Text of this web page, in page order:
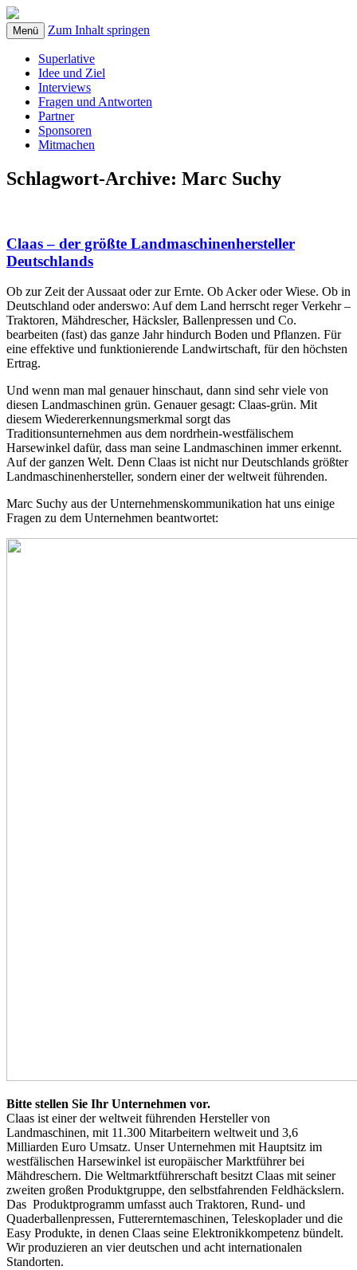
Menü Zum Inhalt springen
Superlative
Idee und Ziel
Interviews
Fragen und Antworten
Partner
Sponsoren
Mitmachen
Schlagwort-Archive: Marc Suchy
Claas – der größte Landmaschinenhersteller
Deutschlands
Ob zur Zeit der Aussaat oder zur Ernte. Ob Acker oder Wiese. Ob in
Deutschland oder anderswo: Auf dem Land herrscht reger Verkehr –
Traktoren, Mähdrescher, Häcksler, Ballenpressen und Co.
bearbeiten (fast) das ganze Jahr hindurch Boden und Pflanzen. Für
eine effektive und funktionierende Landwirtschaft, für den höchsten
Ertrag.
Und wenn man mal genauer hinschaut, dann sind sehr viele von
diesen Landmaschinen grün. Genauer gesagt: Claas-grün. Mit
diesem Wiedererkennungsmerkmal sorgt das
Traditionsunternehmen aus dem nordrhein-westfälischem
Harsewinkel dafür, dass man seine Landmaschinen immer erkennt.
Auf der ganzen Welt. Denn Claas ist nicht nur Deutschlands größter
Landmaschinenhersteller, sondern einer der weltweit führenden.
Marc Suchy aus der Unternehmenskommunikation hat uns einige
Fragen zu dem Unternehmen beantwortet:
Bitte stellen Sie Ihr Unternehmen vor.
Claas ist einer der weltweit führenden Hersteller von
Landmaschinen, mit 11.300 Mitarbeitern weltweit und 3,6
Milliarden Euro Umsatz. Unser Unternehmen mit Hauptsitz im
westfälischen Harsewinkel ist europäischer Marktführer bei
Mähdreschern. Die Weltmarktführerschaft besitzt Claas mit seiner
zweiten großen Produktgruppe, den selbstfahrenden Feldhäckslern.
Das Produktprogramm umfasst auch Traktoren, Rund- und
Quaderballenpressen, Futtererntemaschinen, Teleskoplader und die
Easy Produkte, in denen Claas seine Elektronikkompetenz bündelt.
Wir produzieren an vier deutschen und acht internationalen
Standorten.